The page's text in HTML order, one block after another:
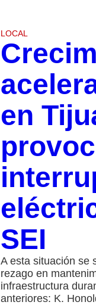
LOCAL
en
SEI
A esta situación se
rezago en
infraestructura
anteriores: K.